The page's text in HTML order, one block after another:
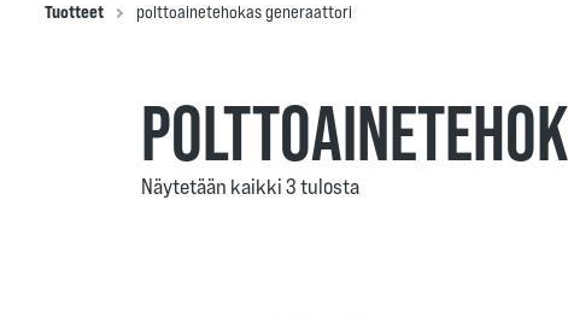
Tuotteet polttoainetehokas generaattori
Näytetään kaikki 3 tulosta